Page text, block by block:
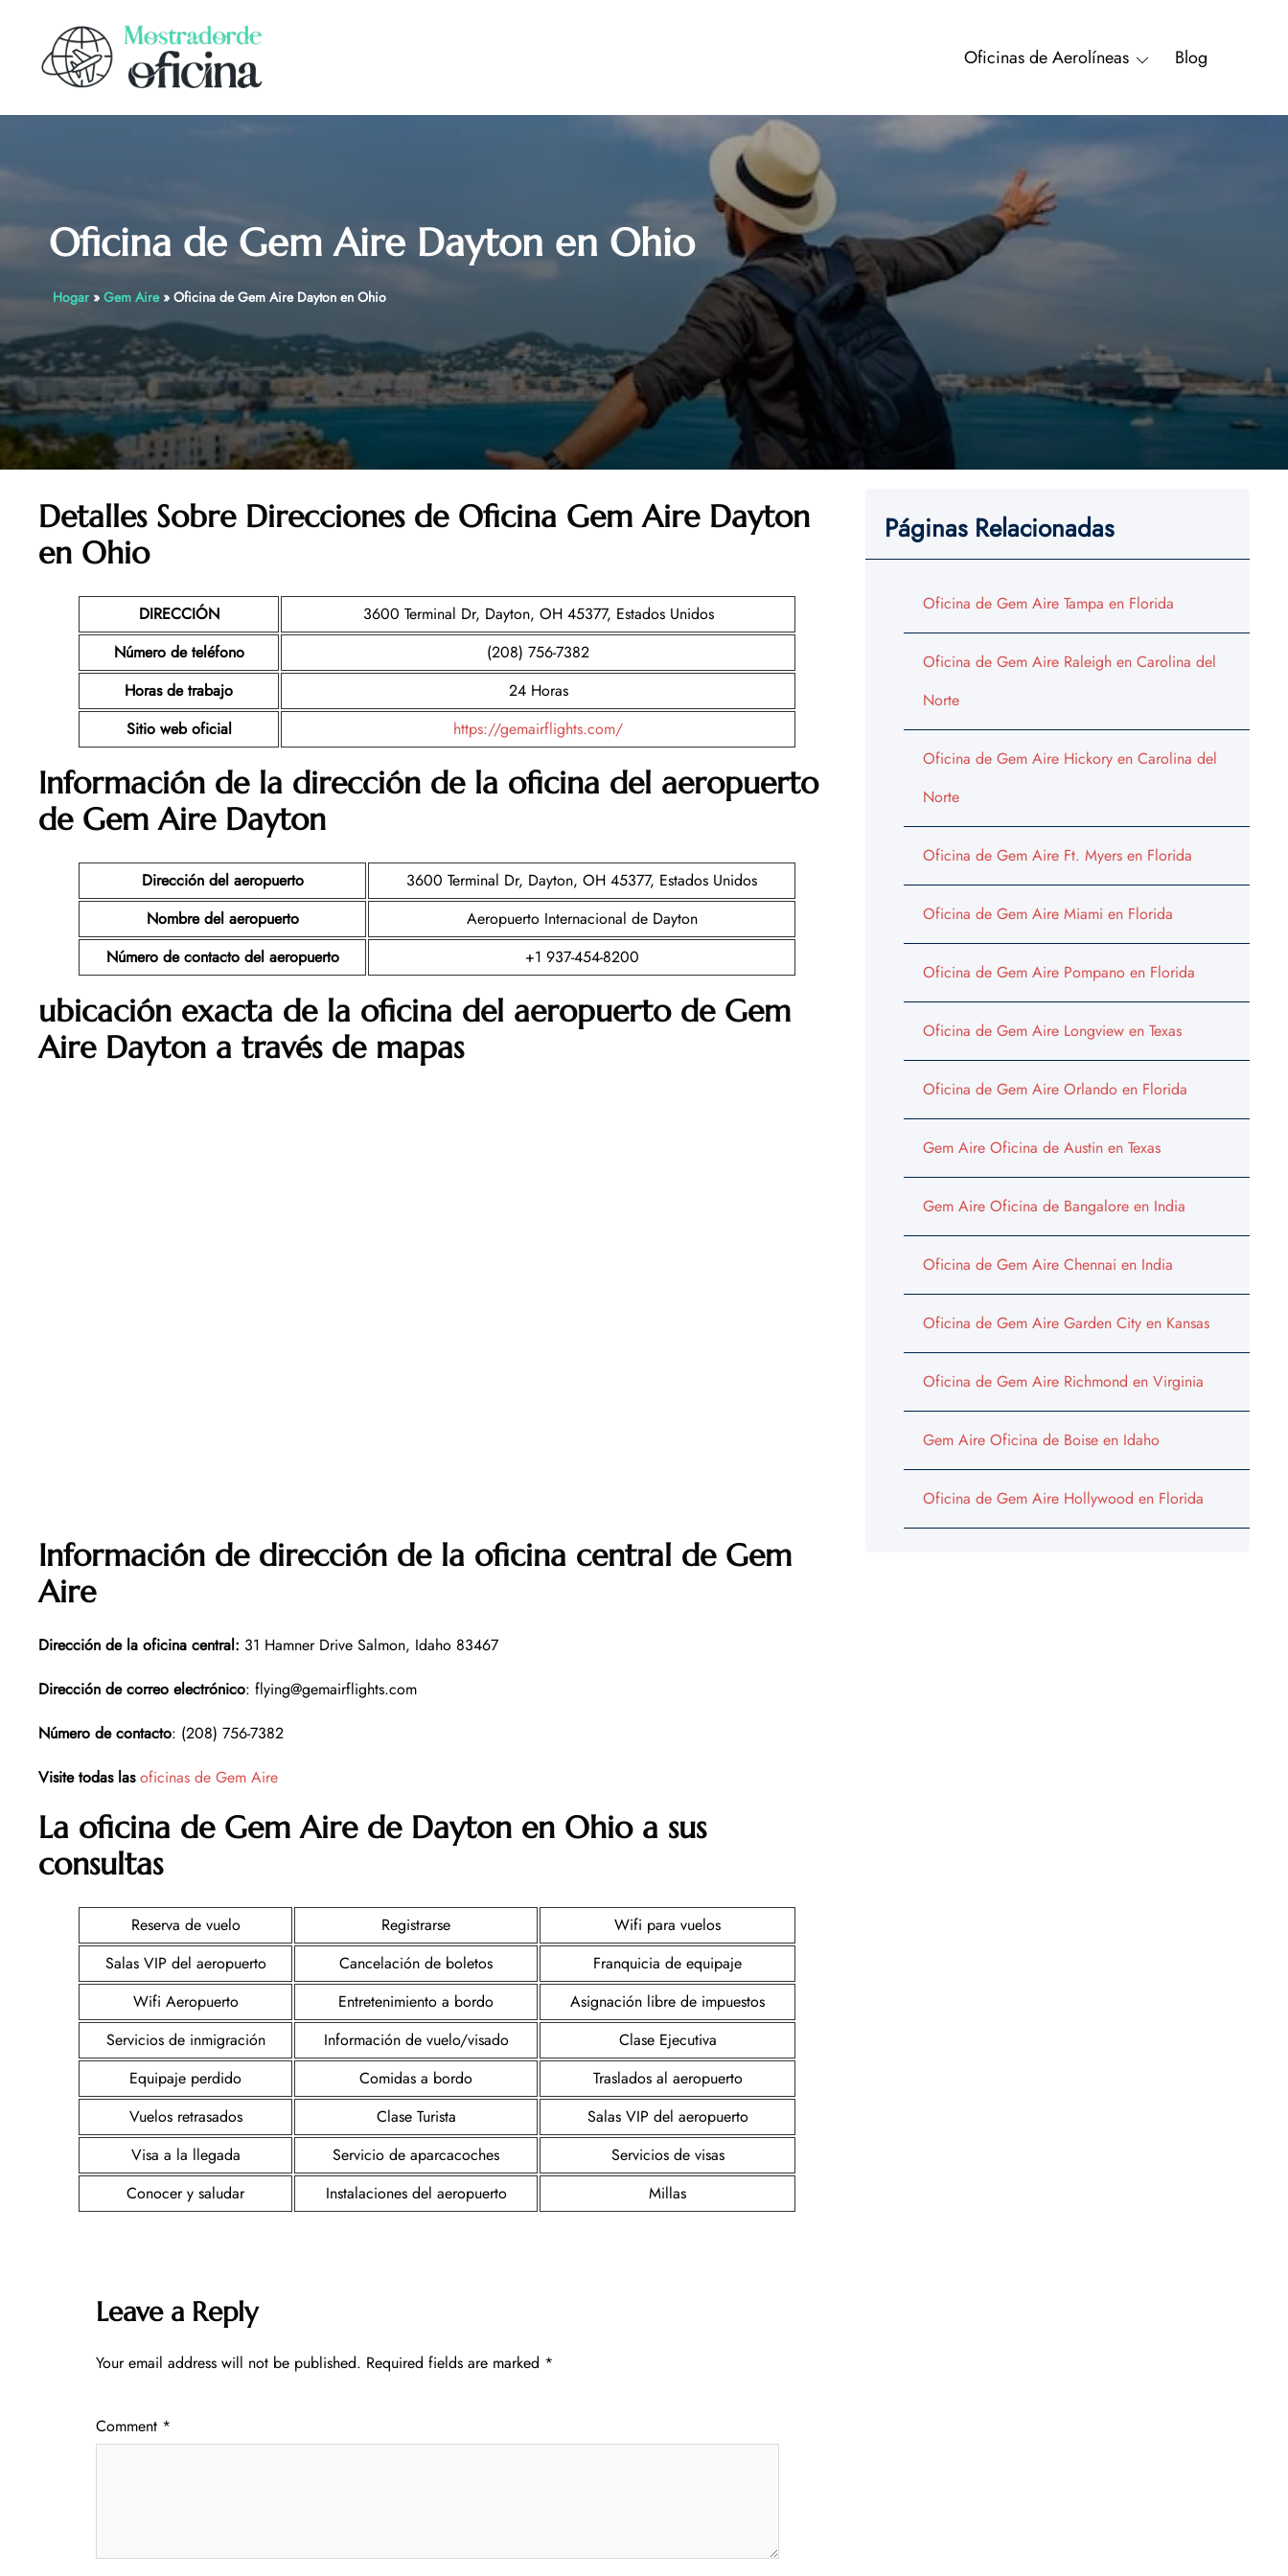
content
Oficinas de Aerolíneas Blog
Oficina de Gem Aire Dayton en Ohio
Hogar» Gem Aire» Oficina de Gem Aire Dayton en Ohio
Detalles Sobre Direcciones de Oficina Gem Aire Dayton
en Ohio
DIRECCIÓN
3600 Terminal Dr, Dayton, OH 45377, Estados Unidos
Número de teléfono
(208) 756-7382
Horas de trabajo
24 Horas
Sitio web oficial
https://gemairflights.com/
Información de la dirección de la oficina del aeropuerto
de Gem Aire Dayton
Dirección del aeropuerto
3600 Terminal Dr, Dayton, OH 45377, Estados Unidos
Nombre del aeropuerto
Aeropuerto Internacional de Dayton
Número de contacto del aeropuerto
+1 937-454-8200
ubicación exacta de la oficina del aeropuerto de Gem
Aire Dayton a través de mapas
Información de dirección de la oficina central de Gem
Aire
Dirección de la oficina central: 31 Hamner Drive Salmon, Idaho 83467
Dirección de correo electrónico: flying@gemairflights.com
Número de contacto: (208) 756-7382
Visite todas las oficinas de Gem Aire
La oficina de Gem Aire de Dayton en Ohio a sus
consultas
Reserva de vuelo Registrarse
Wifi para vuelos
Salas VIP del aeropuerto
Cancelación de boletos
Franquicia de equipaje
Wifi Aeropuerto
Entretenimiento a bordo
Asignación libre de impuestos
Servicios de inmigración
Información de vuelo/visado
Clase Ejecutiva
Equipaje perdido
Comidas a bordo
Traslados al aeropuerto
Vuelos retrasados
Clase Turista
Salas VIP del aeropuerto
Visa a la llegada
Servicio de aparcacoches
Servicios de visas
Conocer y saludar
Instalaciones del aeropuerto Millas
Leave a Reply
Your email address will not be published. Required fields are marked *
Comment *
Páginas Relacionadas
Oficina de Gem Aire Tampa en Florida
Oficina de Gem Aire Raleigh en Carolina del
Norte
Oficina de Gem Aire Hickory en Carolina del
Norte
Oficina de Gem Aire Ft. Myers en Florida
Oficina de Gem Aire Miami en Florida
Oficina de Gem Aire Pompano en Florida
Oficina de Gem Aire Longview en Texas
Oficina de Gem Aire Orlando en Florida
Gem Aire Oficina de Austin en Texas
Gem Aire Oficina de Bangalore en India
Oficina de Gem Aire Chennai en India
Oficina de Gem Aire Garden City en Kansas
Oficina de Gem Aire Richmond en Virginia
Gem Aire Oficina de Boise en Idaho
Oficina de Gem Aire Hollywood en Florida